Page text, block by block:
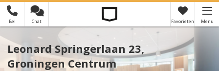
Bel Chat Favorieten Menu
Je hebt nog geen favorieten
Leonard Springerlaan 23,
Groningen Centrum